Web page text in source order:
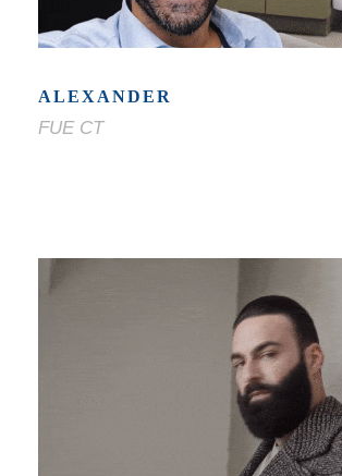
ALEXANDER
FUE CT